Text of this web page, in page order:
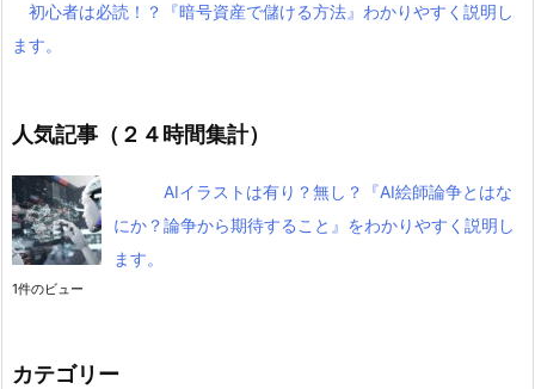
初心者は必読！？『暗号資産で儲ける方法』わかりやすく説明し
ます。
人気記事（２４時間集計）
AIイラストは有り？無し？『AI絵師論争とはな
にか？論争から期待すること』をわかりやすく説明し
ます。
1件のビュー
カテゴリー